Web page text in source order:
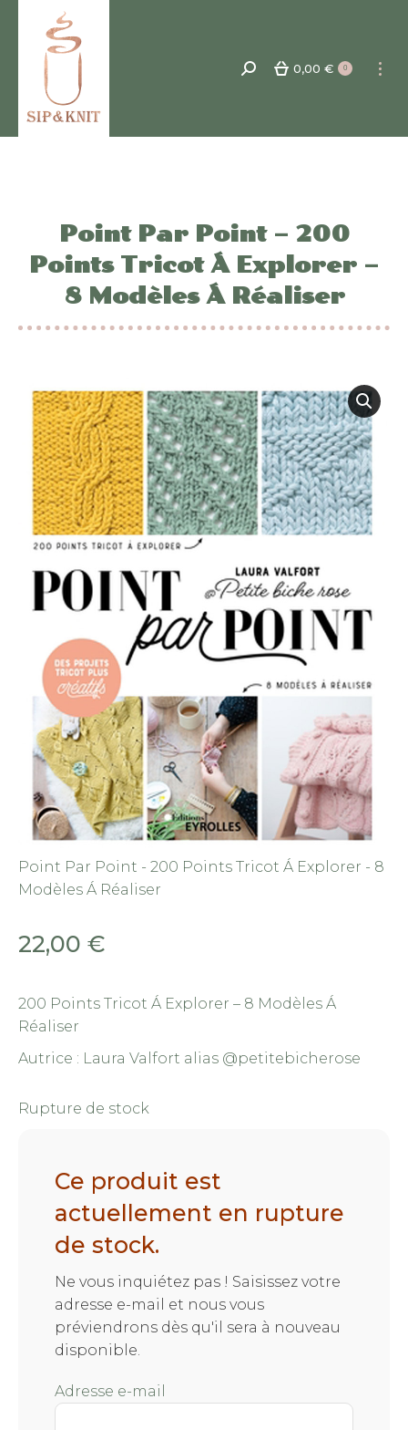
Recherche
0,00 € 0
Point Par Point – 200
Points Tricot Á Explorer –
8 Modèles Á Réaliser
Point Par Point - 200 Points Tricot Á Explorer - 8
Modèles Á Réaliser
22,00 €
200 Points Tricot Á Explorer – 8 Modèles Á
Réaliser
Autrice : Laura Valfort alias @petitebicherose
Rupture de stock
Ce produit est
actuellement en rupture
de stock.
Ne vous inquiétez pas ! Saisissez votre
adresse e-mail et nous vous
préviendrons dès qu'il sera à nouveau
disponible.
Adresse e-mail